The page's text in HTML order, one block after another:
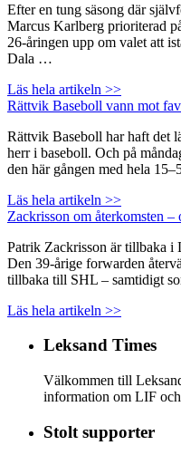
Efter en tung säsong där
Marcus Karlberg prioriterad
26-åringen upp om valet att
Dala …
Läs hela artikeln >>
Rättvik Baseboll vann mot
Rättvik Baseboll har haft det
herr i baseboll. Och på
den här gången med hela
Läs hela artikeln >>
Zackrisson om återkomsten
Patrik Zackrisson är tillbaka i
Den 39-årige forwarden
tillbaka till SHL – samtidigt
Läs hela artikeln >>
Leksand Times
Välkommen till
information om LIF
Stolt supporter